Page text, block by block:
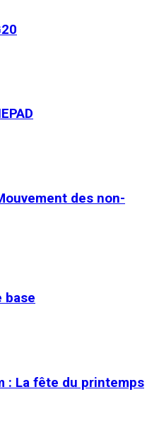
des non-
base
: La fête du printemps